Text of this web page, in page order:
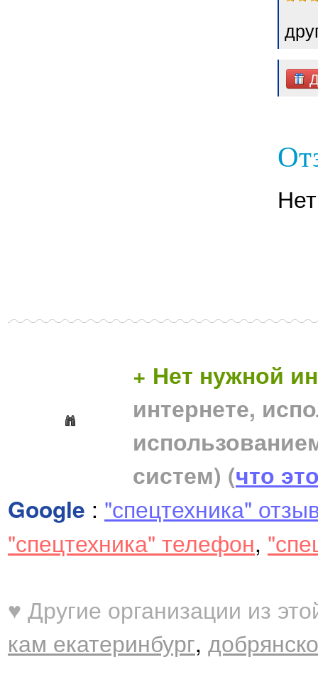
+ Нет нужной
интернете,
систем) (что
Google : "спецтехника"
"спецтехника" телефон,
♥ Другие организации из
кам екатеринбург,